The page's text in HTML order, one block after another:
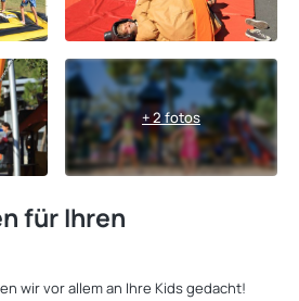
+ 2 fotos
für Ihren
wir vor allem an Ihre Kids gedacht!